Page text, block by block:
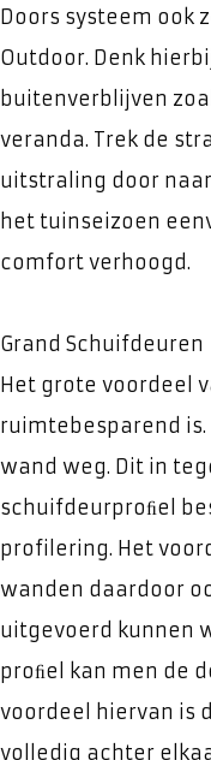
Doors systeem ook
Outdoor. Denk
buitenverblijven
veranda. Trek de
uitstraling door
het tuinseizoen
comfort verhoogd.
Grand Schuifdeuren
Het grote voordeel
ruimtebesparend is.
wand weg. Dit in
schuifdeurproﬁel
profilering. Het
wanden daardoor
uitgevoerd kunnen
proﬁel kan men de
voordeel hiervan is
volledig achter